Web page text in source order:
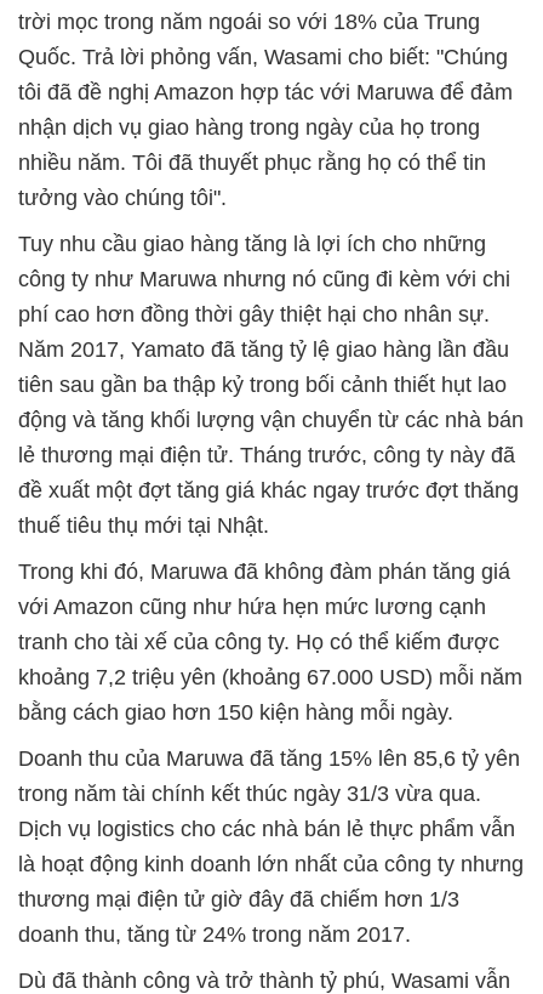
trời mọc trong năm ngoái so với 18% của Trung
Quốc. Trả lời phỏng vấn, Wasami cho biết: "Chúng
tôi đã đề nghị Amazon hợp tác với Maruwa để đảm
nhận dịch vụ giao hàng trong ngày của họ trong
nhiều năm. Tôi đã thuyết phục rằng họ có thể tin
tưởng vào chúng tôi".
Tuy nhu cầu giao hàng tăng là lợi ích cho những
công ty như Maruwa nhưng nó cũng đi kèm với chi
phí cao hơn đồng thời gây thiệt hại cho nhân sự.
Năm 2017, Yamato đã tăng tỷ lệ giao hàng lần đầu
tiên sau gần ba thập kỷ trong bối cảnh thiết hụt lao
động và tăng khối lượng vận chuyển từ các nhà bán
lẻ thương mại điện tử. Tháng trước, công ty này đã
đề xuất một đợt tăng giá khác ngay trước đợt thăng
thuế tiêu thụ mới tại Nhật.
Trong khi đó, Maruwa đã không đàm phán tăng giá
với Amazon cũng như hứa hẹn mức lương cạnh
tranh cho tài xế của công ty. Họ có thể kiếm được
khoảng 7,2 triệu yên (khoảng 67.000 USD) mỗi năm
bằng cách giao hơn 150 kiện hàng mỗi ngày.
Doanh thu của Maruwa đã tăng 15% lên 85,6 tỷ yên
trong năm tài chính kết thúc ngày 31/3 vừa qua.
Dịch vụ logistics cho các nhà bán lẻ thực phẩm vẫn
là hoạt động kinh doanh lớn nhất của công ty nhưng
thương mại điện tử giờ đây đã chiếm hơn 1/3
doanh thu, tăng từ 24% trong năm 2017.
Dù đã thành công và trở thành tỷ phú, Wasami vẫn